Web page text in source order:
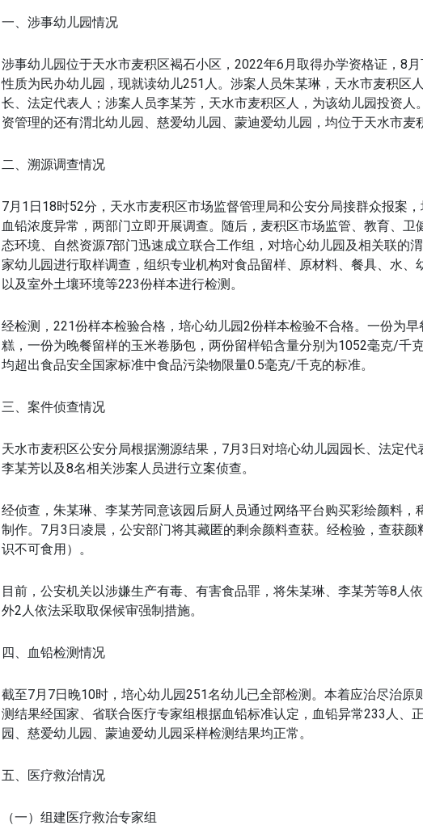
一、涉事幼儿园情况
涉事幼儿园位于天水市麦积区褐石小区，2022年6月取得办学资格证，8月
性质为民办幼儿园，现就读幼儿251人。涉案人员朱某琳，天水市麦积区
长、法定代表人；涉案人员李某芳，天水市麦积区人，为该幼儿园投资人
资管理的还有渭北幼儿园、慈爱幼儿园、蒙迪爱幼儿园，均位于天水市麦
二、溯源调查情况
7月1日18时52分，天水市麦积区市场监督管理局和公安分局接群众报案
血铅浓度异常，两部门立即开展调查。随后，麦积区市场监管、教育、卫
态环境、自然资源7部门迅速成立联合工作组，对培心幼儿园及相关联的
家幼儿园进行取样调查，组织专业机构对食品留样、原材料、餐具、水、
以及室外土壤环境等223份样本进行检测。
经检测，221份样本检验合格，培心幼儿园2份样本检验不合格。一份为
糕，一份为晚餐留样的玉米卷肠包，两份留样铅含量分别为1052毫克/千
均超出食品安全国家标准中食品污染物限量0.5毫克/千克的标准。
三、案件侦查情况
天水市麦积区公安分局根据溯源结果，7月3日对培心幼儿园园长、法定代
李某芳以及8名相关涉案人员进行立案侦查。
经侦查，朱某琳、李某芳同意该园后厨人员通过网络平台购买彩绘颜料，
制作。7月3日凌晨，公安部门将其藏匿的剩余颜料查获。经检验，查获颜
识不可食用）。
目前，公安机关以涉嫌生产有毒、有害食品罪，将朱某琳、李某芳等8人
外2人依法采取取保候审强制措施。
四、血铅检测情况
截至7月7日晚10时，培心幼儿园251名幼儿已全部检测。本着应治尽治原
测结果经国家、省联合医疗专家组根据血铅标准认定，血铅异常233人、
园、慈爱幼儿园、蒙迪爱幼儿园采样检测结果均正常。
五、医疗救治情况
（一）组建医疗救治专家组